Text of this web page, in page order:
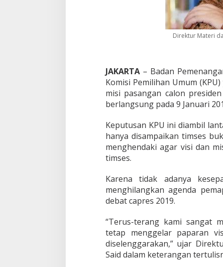
d
a
n
M
i
B
P
N
P
a
b
o
w
S
a
n
d
S
l
Direktur Materi
JAKARTA– Badan
Komisi Pemilihan Umum
misi pasangan calon
berlangsung pada 9 Januari
Keputusan KPU ini diambil
hanya disampaikan timses
menghendaki agar visi dan
timses.
Karena tidak adanya
menghilangkan agenda
debat capres 2019.
“Terus-terang kami sangat
tetap menggelar paparan
diselenggarakan,” ujar
Said dalam keterangan